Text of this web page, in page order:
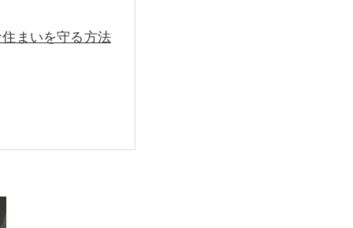
まいを守る方法